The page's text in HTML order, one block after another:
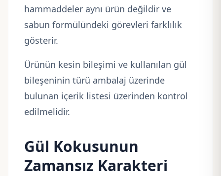
hammaddeler aynı ürün değildir ve
sabun formülündeki görevleri farklılık
gösterir.
Ürünün kesin bileşimi ve kullanılan gül
bileşeninin türü ambalaj üzerinde
bulunan içerik listesi üzerinden kontrol
edilmelidir.
Gül Kokusunun
Zamansız Karakteri